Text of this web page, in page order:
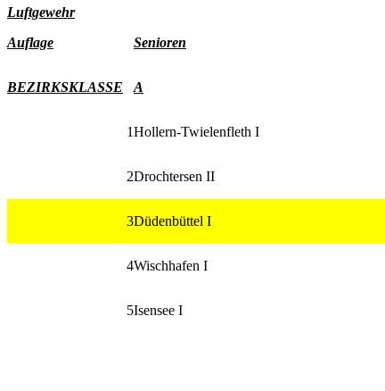
Luftgewehr
Auflage
Senioren
BEZIRKSKLASSE A
1Hollern-Twielenfleth I
2Drochtersen II
3Düdenbüttel I
4Wischhafen I
5Isensee I